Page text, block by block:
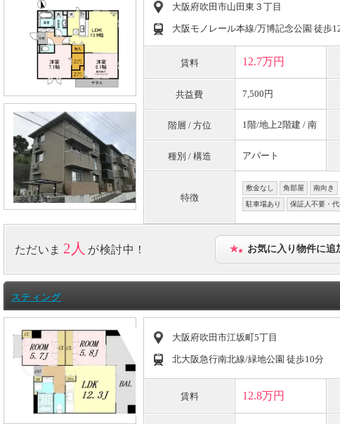
大阪府吹田市山田東３丁目
大阪モノレール本線/万博記念公園 徒歩
賃料 12.7万円
共益費 7,500円
階層 / 方位 1階/地上2階建 / 南
種別 / 構造 アパート
特徴
敷金なし 角部屋 南向き
駐車場あり 保証人不要・
ただいま 2人 が検討中！ お気に入り物件に追
スティング
大阪府吹田市江坂町5丁目
北大阪急行南北線/緑地公園 徒歩10分
賃料 12.8万円